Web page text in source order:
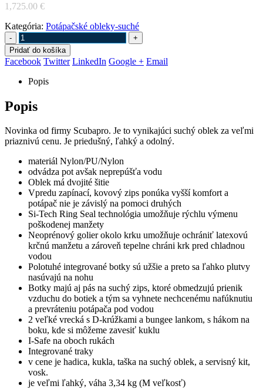
1,725.00 €
Kategória: Potápačské obleky-suché
-
+
Pridať do košíka
Facebook Twitter LinkedIn Google + Email
Popis
Popis
Novinka od firmy Scubapro. Je to vynikajúci suchý oblek za veľmi
priaznivú cenu. Je priedušný, ľahký a odolný.
materiál Nylon/PU/Nylon
odvádza pot avšak neprepúšťa vodu
Oblek má dvojité šitie
Vpredu zapínací, kovový zips ponúka vyšší komfort a
potápač nie je závislý na pomoci druhých
Si-Tech Ring Seal technológia umožňuje rýchlu výmenu
poškodenej manžety
Neoprénový golier okolo krku umožňuje ochrániť latexovú
krčnú manžetu a zároveň tepelne chráni krk pred chladnou
vodou
Polotuhé integrované botky sú užšie a preto sa ľahko plutvy
nasúvajú na nohu
Botky majú aj pás na suchý zips, ktoré obmedzujú prienik
vzduchu do botiek a tým sa vyhnete nechcenému nafúknutiu
a prevráteniu potápača pod vodou
2 veľké vrecká s D-krúžkami a bungee lankom, s hákom na
boku, kde si môžeme zavesiť kuklu
I-Safe na oboch rukách
Integrované traky
v cene je hadica, kukla, taška na suchý oblek, a servisný kit,
vosk.
je veľmi ľahký, váha 3,34 kg (M veľkosť)